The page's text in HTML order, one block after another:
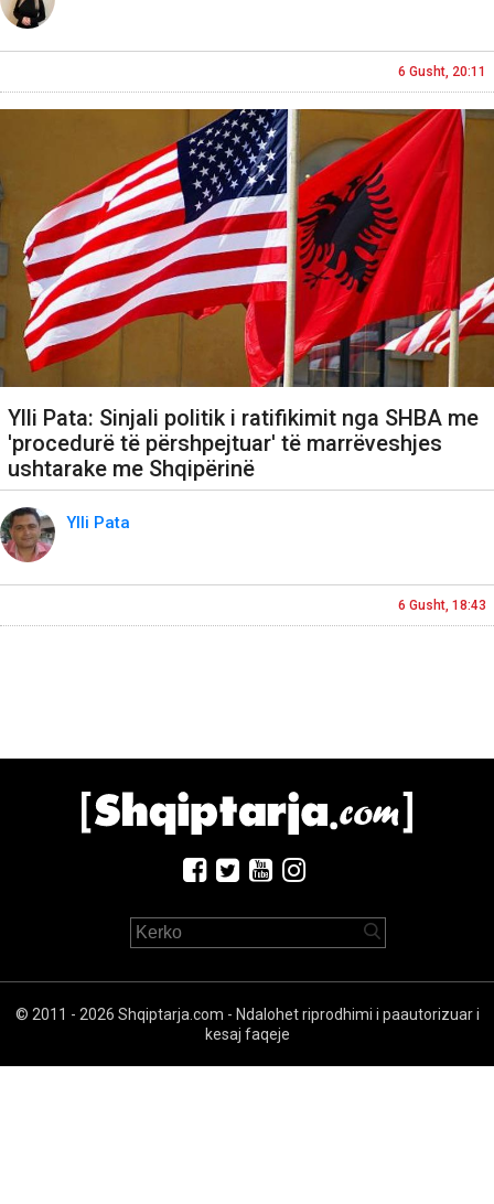
6 Gusht, 20:11
Ylli Pata: Sinjali politik i ratifikimit nga SHBA me
'procedurë të përshpejtuar' të marrëveshjes
ushtarake me Shqipërinë
Ylli Pata
6 Gusht, 18:43
© 2011 - 2026 Shqiptarja.com - Ndalohet riprodhimi i paautorizuar i
kesaj faqeje